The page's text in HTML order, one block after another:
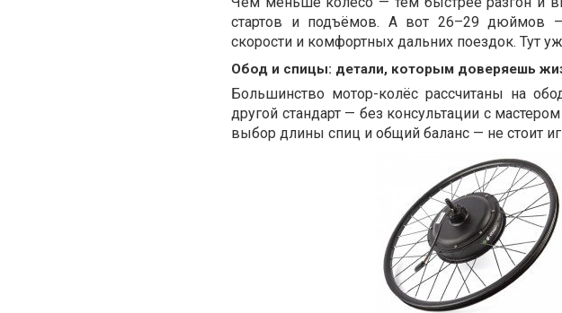
стартов и подъёмов. А вот 26–29 дюймов —
скорости и комфортных дальних поездок. Тут
Обод и спицы: детали, которым доверяешь
Большинство мотор-колёс рассчитаны на
другой стандарт — без консультации с
выбор длины спиц и общий баланс — не стоит